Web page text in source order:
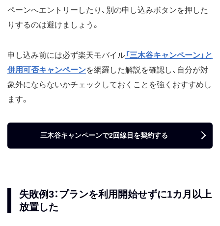
ペーンへエントリーしたり、別の申し込みボタンを押した
りするのは避けましょう。
申し込み前には必ず楽天モバイル「三木谷キャンペーン」と
併用可否キャンペーンを網羅した解説を確認し、自分が対
象外にならないかチェックしておくことを強くおすすめし
ます。
三木谷キャンペーンで2回線目を契約する
失敗例3：プランを利用開始せずに1カ月以上
放置した